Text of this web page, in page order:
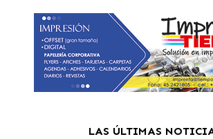
LAS ÚLTIMAS